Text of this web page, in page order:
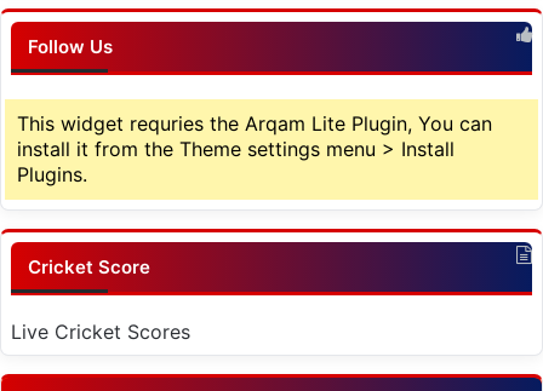
Follow Us
This widget requries the Arqam Lite Plugin, You can
install it from the Theme settings menu > Install
Plugins.
Cricket Score
Live Cricket Scores